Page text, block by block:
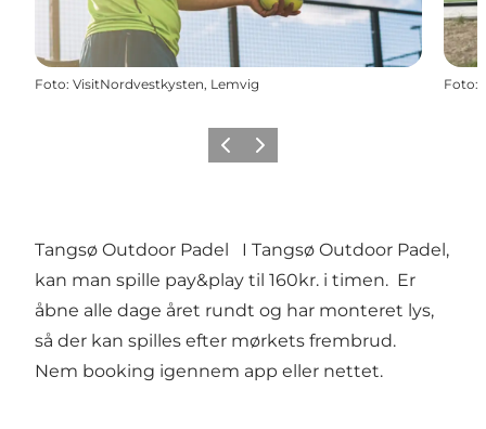
Foto: VisitNordvestkysten, Lemvig Foto:
ForrigeNæste
Tangsø Outdoor Padel I Tangsø Outdoor Padel,
kan man spille pay&play til 160kr. i timen. Er
åbne alle dage året rundt og har monteret lys,
så der kan spilles efter mørkets frembrud.
Nem booking igennem app eller nettet.